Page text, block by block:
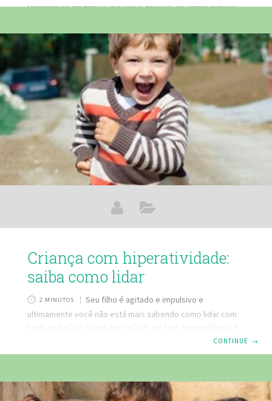
reprodução de muitas bactérias nocivas ao corpo humano,
equilibra o funcionamento intestinal. Neste artigo, você vai
aprender sobre o probiótico para emagrecer da Farmácia
Eficácia: O que são probióticos? Probiótico para
emagrecimento Conheça os benefícios Vantagens do
probiótico para o emagrecimento Vale a
Criança com hiperatividade:
saiba como lidar
2 MINUTOS
Seu filho é agitado e impulsivo e
ultimamente você não está mais sabendo como lidar com
tanta agitação? Calma, isso não é, de fato, um problema. E
temos aqui algumas dicas importantes para aprender a
conviver bem com isso, sem surtar. Aprenda como aqui.
coisa, precisamos dizer que crianças são assim mesmo.
Pulam, correm, dançam, choram, gritam, caem. Estar em
CONTINUE →